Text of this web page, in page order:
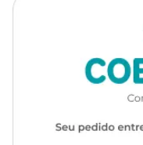
Água, carne de salmão
amido de milho, carne
sardinha integral, glicina,
(A, D3,E, K3, B12, B1,